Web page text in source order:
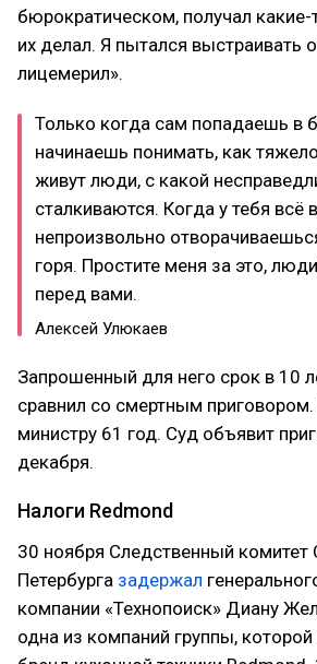
бюрократическом, получал какие-
их делал. Я пытался выстраивать
лицемерил».
Только когда сам попадаешь в
начинаешь понимать, как
живут люди, с какой
сталкиваются. Когда у тебя всё
непроизвольно
горя. Простите меня за это,
перед вами.
Алексей Улюкаев
Запрошенный для него срок в 10
сравнил со смертным
министру 61 год. Суд объявит
декабря.
Налоги Redmond
30 ноября Следственный комитет
Петербурга задержал
компании «Технопоиск» Диану
одна из компаний группы,